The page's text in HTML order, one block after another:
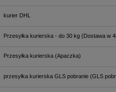
kurier DHL
Przesyłka kurierska - do 30 kg(Dostawa w
Przesyłka kurierska (Apaczka)
przesyłka kurierska GLS pobranie(GLS